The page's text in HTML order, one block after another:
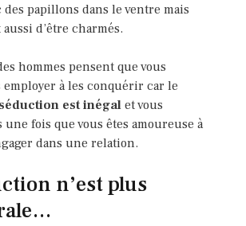
papillons dans le ventre mais
d’être charmés.
hommes pensent que vous
employer à les conquérir car le
est inégalet vous
une fois que vous êtes amoureuse à
dans une relation.
n’est plus